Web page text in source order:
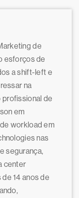
de
esforços de
a shift-left e
na
de
em
workload em
nas
segurança,
center
14 anos de